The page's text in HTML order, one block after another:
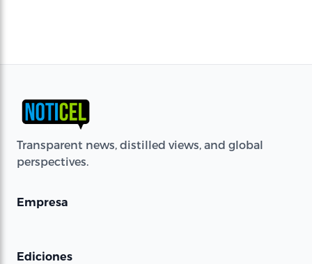
Transparent news, distilled views, and global
perspectives.
Empresa
Ediciones